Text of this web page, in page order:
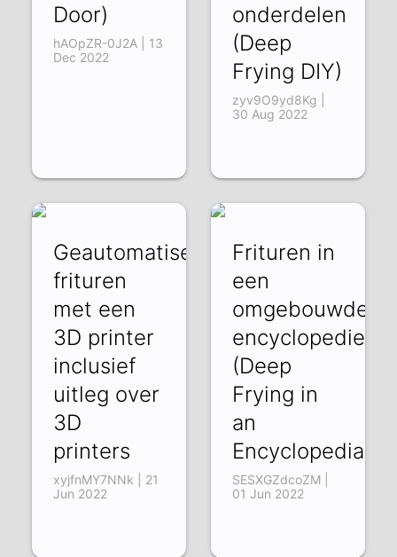
Door)
hAOpZR-0J2A | 13
Dec 2022
onderdelen
(Deep
Frying DIY)
zyv9O9yd8Kg |
30 Aug 2022
Geautomatiseerd
frituren
met een
3D printer
inclusief
uitleg over
3D
printers
xyjfnMY7NNk | 21
Jun 2022
Frituren in
een
omgebouwde
encyclopedie
(Deep
Frying in
an
Encyclopedia)
SESXGZdcoZM |
01 Jun 2022